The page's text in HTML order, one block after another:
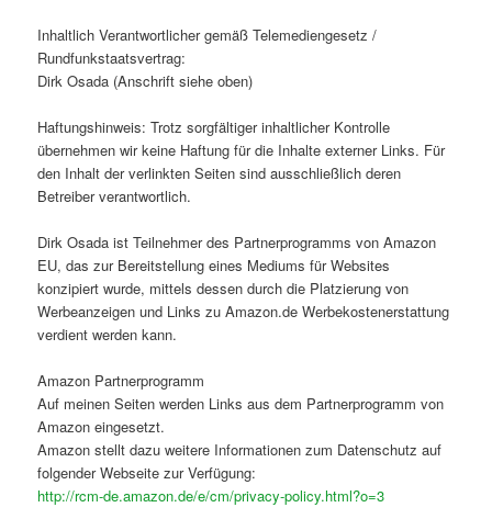
Inhaltlich Verantwortlicher gemäß Telemediengesetz /
Rundfunkstaatsvertrag:
Dirk Osada (Anschrift siehe oben)
Haftungshinweis: Trotz sorgfältiger inhaltlicher Kontrolle
übernehmen wir keine Haftung für die Inhalte externer Links. Für
den Inhalt der verlinkten Seiten sind ausschließlich deren
Betreiber verantwortlich.
Dirk Osada ist Teilnehmer des Partnerprogramms von Amazon
EU, das zur Bereitstellung eines Mediums für Websites
konzipiert wurde, mittels dessen durch die Platzierung von
Werbeanzeigen und Links zu Amazon.de Werbekostenerstattung
verdient werden kann.
Amazon Partnerprogramm
Auf meinen Seiten werden Links aus dem Partnerprogramm von
Amazon eingesetzt.
Amazon stellt dazu weitere Informationen zum Datenschutz auf
folgender Webseite zur Verfügung:
http://rcm-de.amazon.de/e/cm/privacy-policy.html?o=3